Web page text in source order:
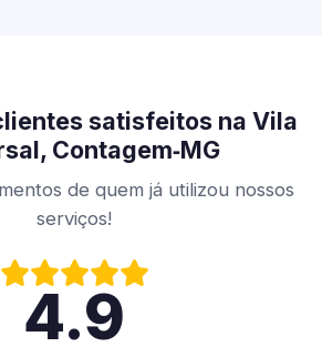
satisfeitos na Vila
Contagem‑MG
de quem já utilizou nossos
serviços!
4.9